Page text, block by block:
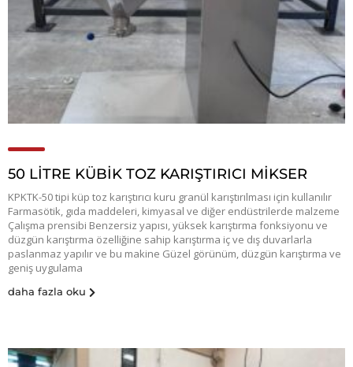
50 LİTRE KÜBİK TOZ KARIŞTIRICI MİKSER
KPKTK-50 tipi küp toz karıştırıcı kuru granül karıştırılması için kullanılır
Farmasötik, gıda maddeleri, kimyasal ve diğer endüstrilerde malzeme
Çalışma prensibi Benzersiz yapısı, yüksek karıştırma fonksiyonu ve
düzgün karıştırma özelliğine sahip karıştırma iç ve dış duvarlarla
paslanmaz yapılır ve bu makine Güzel görünüm, düzgün karıştırma ve
geniş uygulama
daha fazla oku